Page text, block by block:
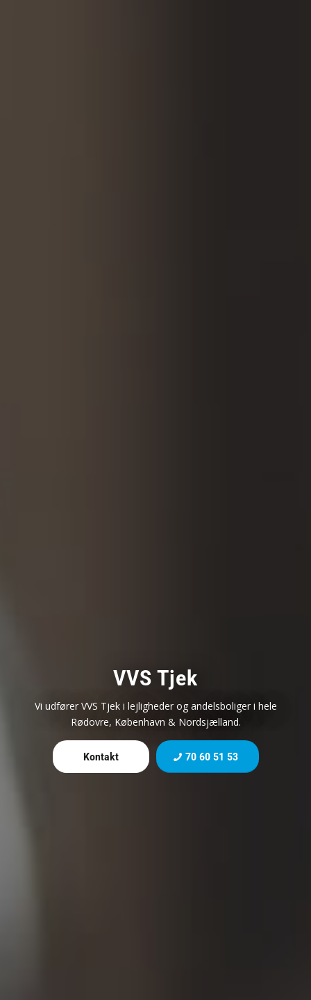
VVS Tjek
Vi udfører VVS Tjek i lejligheder og andelsboliger i hele
Rødovre, København & Nordsjælland.
Kontakt 70 60 51 53